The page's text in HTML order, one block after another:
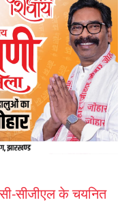
सीजीएल के चयनित